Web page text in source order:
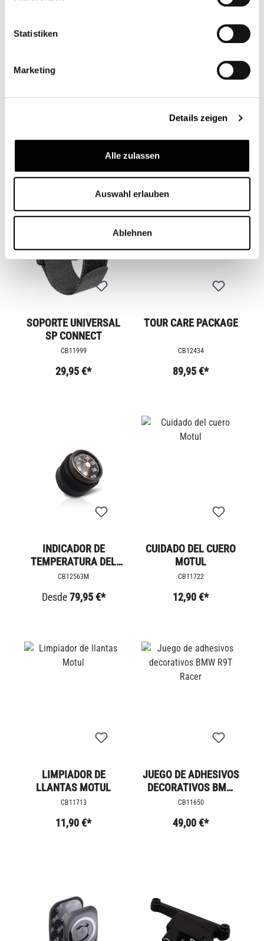
Statistiken
Marketing
Details zeigen
Alle zulassen
Auswahl erlauben
Ablehnen
MÓDULO
PULIMENTO PARA
SOPORTE UNIVERSAL
SP CONNECT
CB11999
29,95 €*
TOUR CARE PACKAGE
CB12434
89,95 €*
INDICADOR DE
TEMPERATURA DEL
ACEITE - BMW
CB12563M
Desde79,95 €*
CUIDADO DEL CUERO
MOTUL
CB11722
12,90 €*
LIMPIADOR DE
LLANTAS MOTUL
CB11713
11,90 €*
JUEGO DE ADHESIVOS
DECORATIVOS BMW
R9T RACER
CB11650
49,00 €*